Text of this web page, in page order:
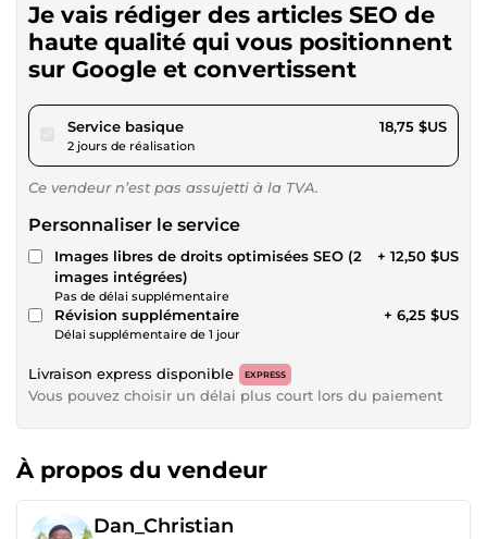
Je vais rédiger des articles SEO de
haute qualité qui vous positionnent
sur Google et convertissent
Service basiquepour 17,28 $US
2 jours de réalisation
18,75 $US
Ce vendeur n’est pas assujetti à la TVA.
Personnaliser le service
Images libres de droits optimisées SEO (2
images intégrées)
Pas de délai supplémentaire
+ 12,50 $US
Révision supplémentaire
Délai supplémentaire de 1 jour
+ 6,25 $US
Livraison express disponible EXPRESS
Vous pouvez choisir un délai plus court lors du paiement
À propos du vendeur
Dan_Christian